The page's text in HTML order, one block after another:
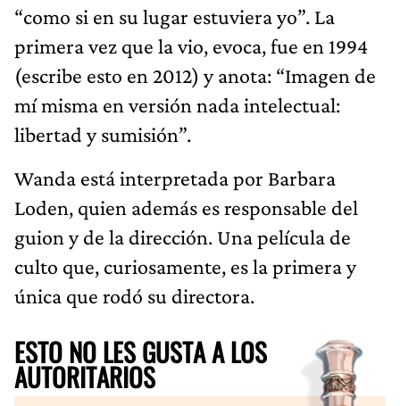
“como si en su lugar estuviera yo”. La
primera vez que la vio, evoca, fue en 1994
(escribe esto en 2012) y anota: “Imagen de
mí misma en versión nada intelectual:
libertad y sumisión”.
Wanda está interpretada por Barbara
Loden, quien además es responsable del
guion y de la dirección. Una película de
culto que, curiosamente, es la primera y
única que rodó su directora.
ESTO NO LES GUSTA A LOS
AUTORITARIOS